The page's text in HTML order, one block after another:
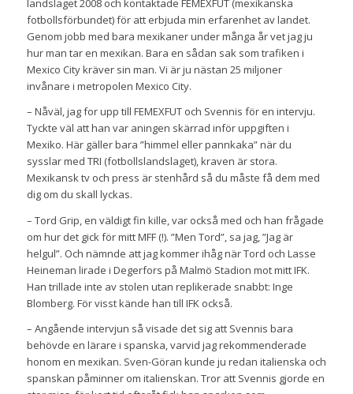
landslaget 2008 och kontaktade FEMEXFUT (mexikanska
fotbollsförbundet) för att erbjuda min erfarenhet av landet.
Genom jobb med bara mexikaner under många år vet jag ju
hur man tar en mexikan. Bara en sådan sak som trafiken i
Mexico City kräver sin man. Vi är ju nästan 25 miljoner
invånare i metropolen Mexico City.
– Nåväl, jag for upp till FEMEXFUT och Svennis för en intervju.
Tyckte väl att han var aningen skärrad inför uppgiften i
Mexiko. Här gäller bara ”himmel eller pannkaka” när du
sysslar med TRI (fotbollslandslaget), kraven är stora.
Mexikansk tv och press är stenhård så du måste få dem med
dig om du skall lyckas.
– Tord Grip, en väldigt fin kille, var också med och han frågade
om hur det gick för mitt MFF (!). ”Men Tord”, sa jag, ”Jag är
helgul”. Och nämnde att jag kommer ihåg när Tord och Lasse
Heineman lirade i Degerfors på Malmö Stadion mot mitt IFK.
Han trillade inte av stolen utan replikerade snabbt: Inge
Blomberg. För visst kände han till IFK också.
– Angående intervjun så visade det sig att Svennis bara
behövde en lärare i spanska, varvid jag rekommenderade
honom en mexikan. Sven-Göran kunde ju redan italienska och
spanskan påminner om italienskan. Tror att Svennis gjorde en